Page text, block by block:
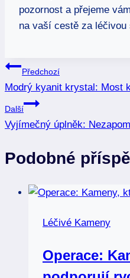
pozornost a přejeme
na vaší cestě za léčivou
Navigace
pro
příspěvek
Předchozí
Modrý kyanit krystal: Most
Další
Vyjímečný úplněk:
Podobné
Léčivé Kameny
Operace: